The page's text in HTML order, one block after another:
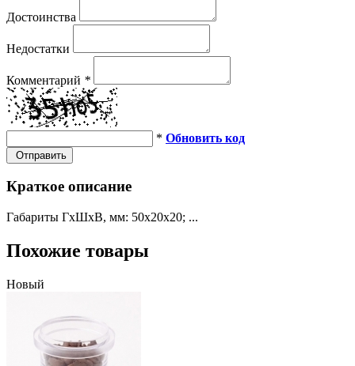
Достоинства
Недостатки
Комментарий *
* Обновить код
Отправить
Краткое описание
Габариты ГхШхВ, мм: 50х20х20; ...
Похожие товары
Новый